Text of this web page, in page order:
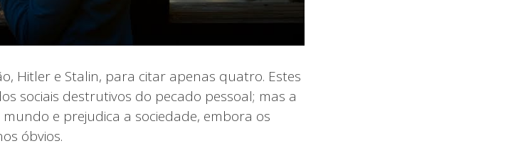
Hitler e Stalin, para citar apenas quatro. Estes
sociais destrutivos do pecado pessoal; mas a
e prejudica a sociedade, embora os
óbvios.